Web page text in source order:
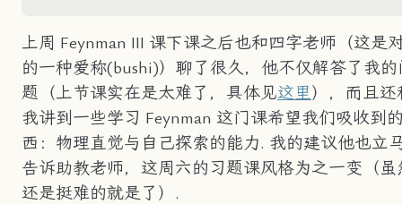
上周 Feynman III 课下课之后也和四字老师（这是
的一种爱称(bushi)）聊了很久，他不仅解答了我的
题（上节课实在是太难了，具体见这里），而且还
我讲到一些学习 Feynman 这门课希望我们吸收到
西：物理直觉与自己探索的能力. 我的建议他也立
告诉助教老师，这周六的习题课风格为之一变（虽
还是挺难的就是了）.